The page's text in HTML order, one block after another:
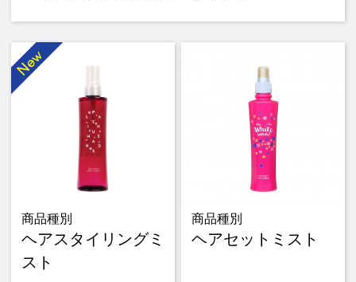
商品種別
ヘアスタイリングミ
スト
商品種別
ヘアセットミスト